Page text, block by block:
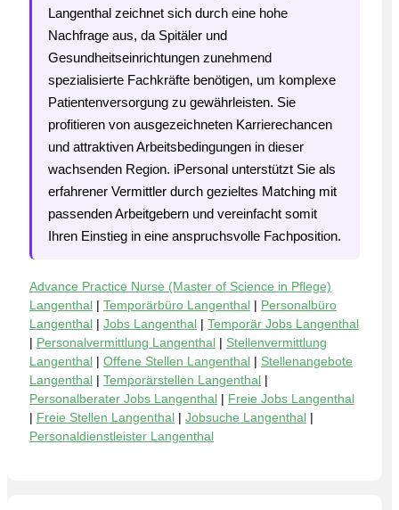
Langenthal zeichnet sich durch eine hohe
Nachfrage aus, da Spitäler und
Gesundheitseinrichtungen zunehmend
spezialisierte Fachkräfte benötigen, um komplexe
Patientenversorgung zu gewährleisten. Sie
profitieren von ausgezeichneten Karrierechancen
und attraktiven Arbeitsbedingungen in dieser
wachsenden Region. iPersonal unterstützt Sie als
erfahrener Vermittler durch gezieltes Matching mit
passenden Arbeitgebern und vereinfacht somit
Ihren Einstieg in eine anspruchsvolle Fachposition.
Advance Practice Nurse (Master of Science in Pflege)
Langenthal | Temporärbüro Langenthal | Personalbüro
Langenthal | Jobs Langenthal | Temporär Jobs Langenthal
| Personalvermittlung Langenthal | Stellenvermittlung
Langenthal | Offene Stellen Langenthal | Stellenangebote
Langenthal | Temporärstellen Langenthal |
Personalberater Jobs Langenthal | Freie Jobs Langenthal
| Freie Stellen Langenthal | Jobsuche Langenthal |
Personaldienstleister Langenthal